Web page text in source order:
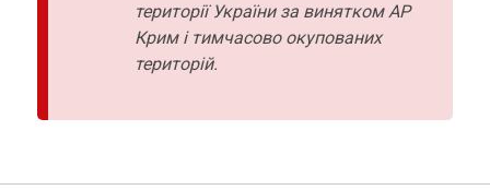
території України за винятком АР
Крим і тимчасово окупованих
територій.